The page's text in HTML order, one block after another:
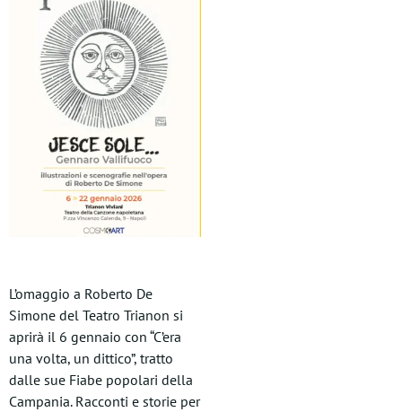
L’omaggio a Roberto De
Simone del Teatro Trianon si
aprirà il 6 gennaio con “C’era
una volta, un dittico”, tratto
dalle sue Fiabe popolari della
Campania. Racconti e storie per